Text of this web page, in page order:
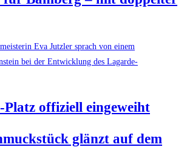
offi­zi­ell eingeweiht
glänzt auf dem